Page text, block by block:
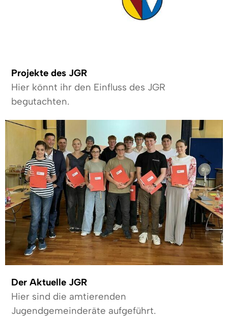
Projekte des JGR
Hier könnt ihr den Einfluss des JGR
begutachten.
Der Aktuelle JGR
Hier sind die amtierenden
Jugendgemeinderäte aufgeführt.